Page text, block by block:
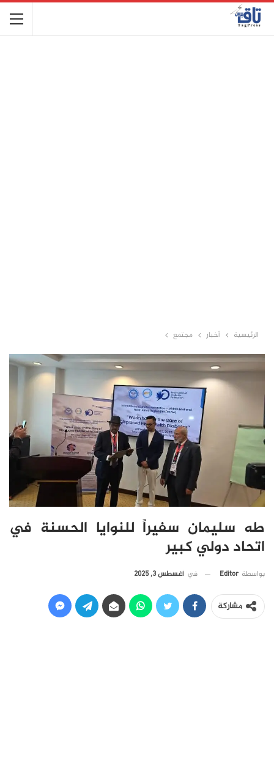
الرئيسية أخبار مجتمع
طه سليمان سفيراً للنوايا الحسنة في
اتحاد دولي كبير
بواسطة Editor في أغسطس 3, 2025
مشاركة